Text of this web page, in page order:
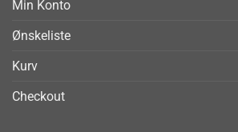
Min Konto
Ønskeliste
Kurv
Checkout